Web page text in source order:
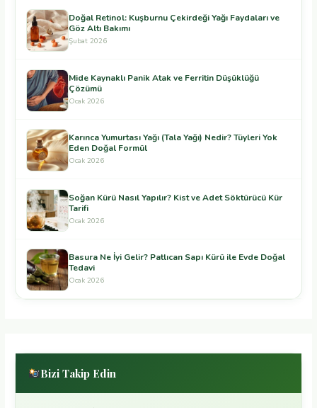
Doğal Retinol: Kuşburnu Çekirdeği Yağı Faydaları ve
Göz Altı Bakımı
Şubat 2026
Mide Kaynaklı Panik Atak ve Ferritin Düşüklüğü
Çözümü
Ocak 2026
Karınca Yumurtası Yağı (Tala Yağı) Nedir? Tüyleri Yok
Eden Doğal Formül
Ocak 2026
Soğan Kürü Nasıl Yapılır? Kist ve Adet Söktürücü Kür
Tarifi
Ocak 2026
Basura Ne İyi Gelir? Patlıcan Sapı Kürü ile Evde Doğal
Tedavi
Ocak 2026
Bizi Takip Edin